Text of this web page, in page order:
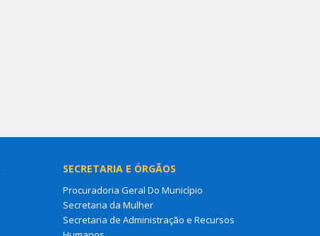
SECRETARIA E ÓRGÃOS
Procuradoria Geral Do Município
Secretaria da Mulher
Secretaria de Administração e Recursos